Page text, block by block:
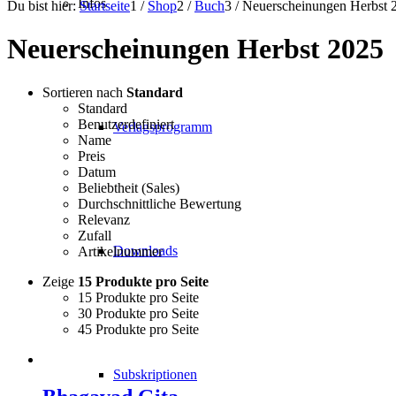
Infos
Verlagsprogramm
Downloads
Subskriptionen
Du bist hier: Startseite1 / Shop2 / Buch3 / Neuerscheinungen Herbst
Neuerscheinungen Herbst 2025
Sortieren nach Standard
Standard
Benutzerdefiniert
Name
Preis
Datum
Beliebtheit (Sales)
Durchschnittliche Bewertung
Relevanz
Zufall
Artikelnummer
Zeige 15 Produkte pro Seite
15 Produkte pro Seite
30 Produkte pro Seite
45 Produkte pro Seite